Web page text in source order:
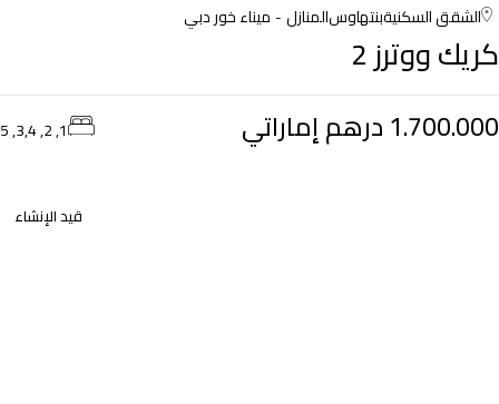
الشقق السكنيةبنتهاوسالمنازل ميناء خور دبي
كريك ووترز 2
1.700.000 درهم إماراتي 1, 2, 3,4, 5
قيد الإنشاء